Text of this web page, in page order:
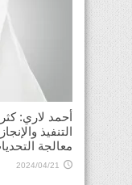
أحمد لاري:
التنفيذ
معالجة
2024/04/21